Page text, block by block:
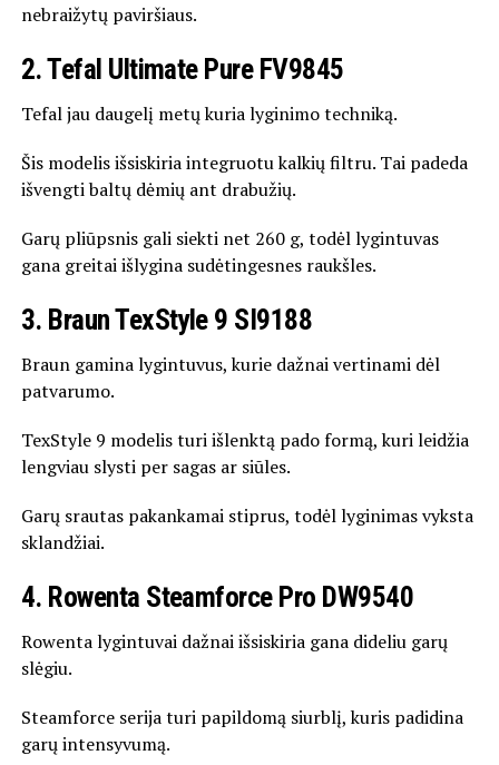
nebraižytų paviršiaus.
2. Tefal Ultimate Pure FV9845
Tefaljau daugelį metų kuria lyginimo techniką.
Šis modelis išsiskiria integruotu kalkių filtru. Tai padeda
išvengti baltų dėmių ant drabužių.
Garų pliūpsnis gali siekti net 260 g, todėl lygintuvas
gana greitai išlygina sudėtingesnes raukšles.
3. Braun TexStyle 9 SI9188
Braungamina lygintuvus, kurie dažnai vertinami dėl
patvarumo.
TexStyle 9 modelis turi išlenktą pado formą, kuri leidžia
lengviau slysti per sagas ar siūles.
Garų srautas pakankamai stiprus, todėl lyginimas vyksta
sklandžiai.
4. Rowenta Steamforce Pro DW9540
Rowentalygintuvai dažnai išsiskiria gana dideliu garų
slėgiu.
Steamforce serija turi papildomą siurblį, kuris padidina
garų intensyvumą.